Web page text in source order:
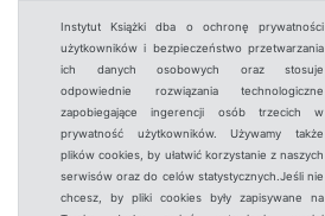
Instytut Książki dba o ochronę prywatności
użytkowników i bezpieczeństwo przetwarzania
ich danych osobowych oraz stosuje
odpowiednie rozwiązania technologiczne
zapobiegające ingerencji osób trzecich w
prywatność użytkowników. Używamy także
plików cookies, by ułatwić korzystanie z naszych
serwisów oraz do celów statystycznych.Jeśli nie
chcesz, by pliki cookies były zapisywane na